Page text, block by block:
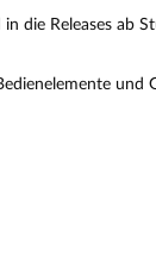
die Releases ab
und